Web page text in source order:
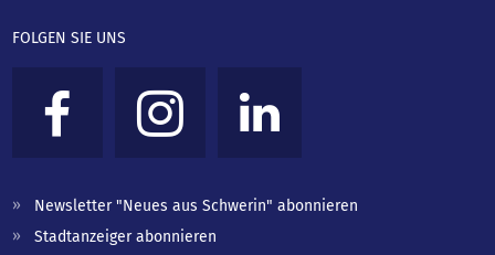
FOLGEN SIE UNS
Newsletter "Neues aus Schwerin" abonnieren
Stadtanzeiger abonnieren